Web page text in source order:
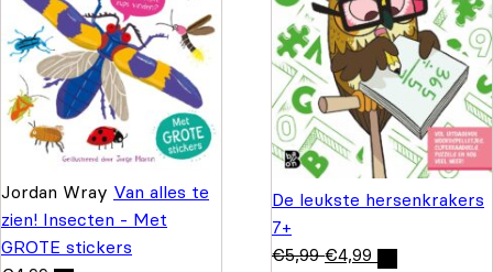
Jordan Wray Van alles te
zien! Insecten - Met
GROTE stickers
De leukste hersenkrakers
7+
€5,99 €4,99